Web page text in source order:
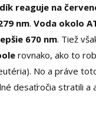
reaguje na
nm.Voda okolo
670 nm. Tiež
rovnako, ako to
No a práve
desaťročia stratili a